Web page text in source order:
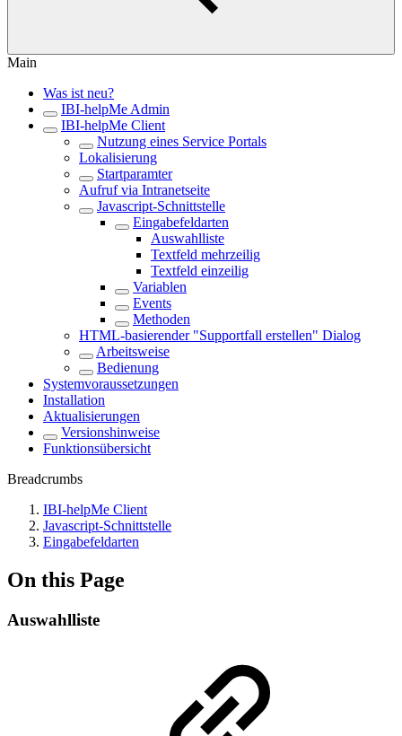
Main
Was ist neu?
IBI-helpMe Admin
IBI-helpMe Client
Nutzung eines Service Portals
Lokalisierung
Startparamter
Aufruf via Intranetseite
Javascript-Schnittstelle
Eingabefeldarten
Auswahlliste
Textfeld mehrzeilig
Textfeld einzeilig
Variablen
Events
Methoden
HTML-basierender "Supportfall erstellen" Dialog
Arbeitsweise
Bedienung
Systemvoraussetzungen
Installation
Aktualisierungen
Versionshinweise
Funktionsübersicht
Breadcrumbs
IBI-helpMe Client
Javascript-Schnittstelle
Eingabefeldarten
On this Page
Auswahlliste